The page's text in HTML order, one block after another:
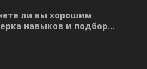
ли вы хорошим
навыков и подбор